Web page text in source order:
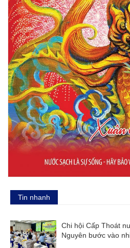
Tin nhanh
Chi hội Cấp Thoát
Nguyên bước vào